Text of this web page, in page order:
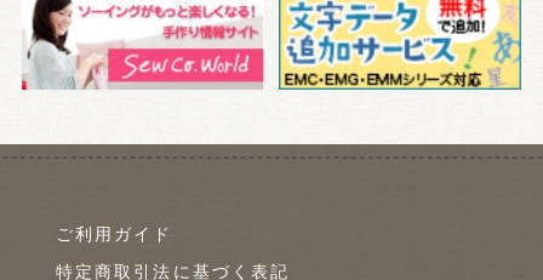
ご利用ガイド
特定商取引法に基づく表記